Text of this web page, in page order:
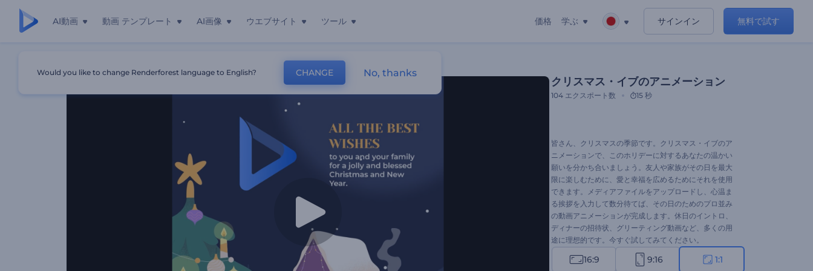
AI動画 動画 テンプレート AI画像 ウエブサイト ツール 価格 学ぶ サインイン 無料で試す
クリスマス・イブのアニメーション
104 エクスポート数 15 秒
皆さん、クリスマスの季節です。クリスマス・イブのア
ニメーションで、このホリデーに対するあなたの温かい
願いを分かち合いましょう。友人や家族がその日を最大
限に楽しむために、愛と幸福を広めるためにそれを使用
できます。メディアファイルをアップロードし、心温ま
る挨拶を入力して数分待てば、その日のためのプロ並み
の動画アニメーションが完成します。休日のイントロ、
ディナーの招待状、グリーティング動画など、多くの用
途に理想的です。今すぐ試してみてください。
16:9 9:16 1:1
Would you like to change Renderforest language to English? CHANGE No, thanks